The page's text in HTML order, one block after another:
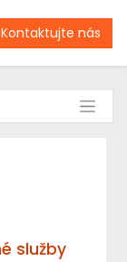
Kontaktujte nás
služby